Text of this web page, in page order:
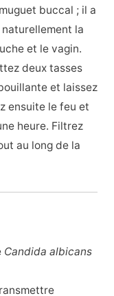
buccal ; il a
la
et le vagin.
deux tasses
et laissez
ensuite le feu et
heure. Filtrez
au long de la
Candida albicans